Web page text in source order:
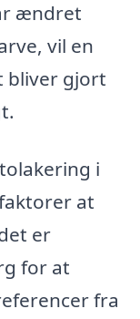
ændret
vil en
bliver gjort
i
at
er
for at
fra